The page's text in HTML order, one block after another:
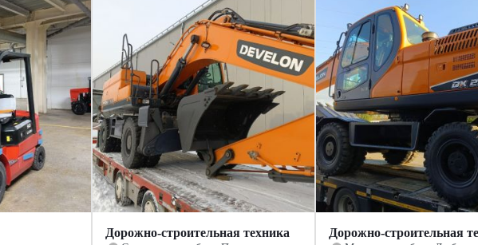
Дорожно-строительная техника Дорожно-строительная